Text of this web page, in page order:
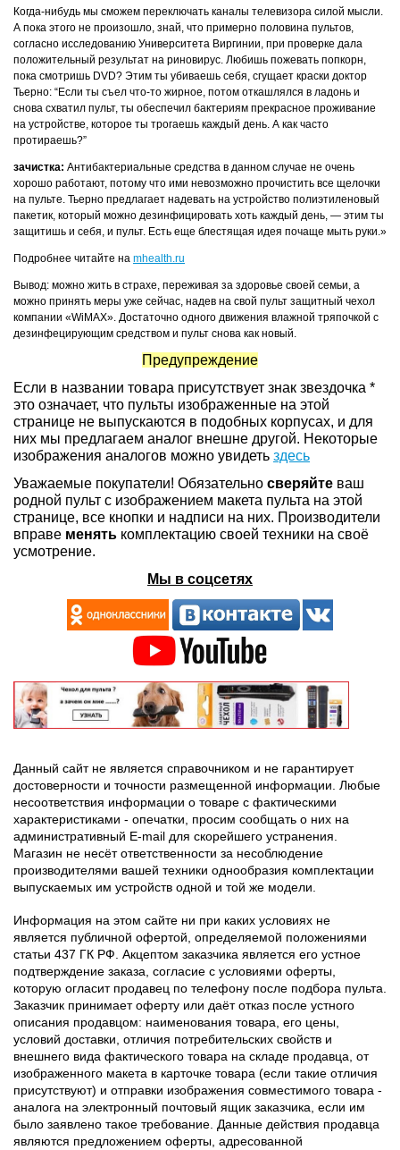
Когда-нибудь мы сможем переключать каналы телевизора силой мысли.
А пока этого не произошло, знай, что примерно половина пультов,
согласно исследованию Университета Виргинии, при проверке дала
положительный результат на риновирус. Любишь пожевать попкорн,
пока смотришь DVD? Этим ты убиваешь себя, сгущает краски доктор
Тьерно: “Если ты съел что-то жирное, потом откашлялся в ладонь и
снова схватил пульт, ты обеспечил бактериям прекрасное проживание
на устройстве, которое ты трогаешь каждый день. А как часто
протираешь?”
зачистка: Антибактериальные средства в данном случае не очень
хорошо работают, потому что ими невозможно прочистить все щелочки
на пульте. Тьерно предлагает надевать на устройство полиэтиленовый
пакетик, который можно дезинфицировать хоть каждый день, — этим ты
защитишь и себя, и пульт. Есть еще блестящая идея почаще мыть руки.»
Подробнее читайте на mhealth.ru
Вывод: можно жить в страхе, переживая за здоровье своей семьи, а
можно принять меры уже сейчас, надев на свой пульт защитный чехол
компании «WiMAX». Достаточно одного движения влажной тряпочкой с
дезинфецирующим средством и пульт снова как новый.
Предупреждение
Если в названии товара присутствует знак звездочка *
это означает, что пульты изображенные на этой
странице не выпускаются в подобных корпусах, и для
них мы предлагаем аналог внешне другой. Некоторые
изображения аналогов можно увидеть здесь
Уважаемые покупатели! Обязательно сверяйте ваш
родной пульт с изображением макета пульта на этой
странице, все кнопки и надписи на них. Производители
вправе менять комплектацию своей техники на своё
усмотрение.
Мы в соцсетях
Данный сайт не является справочником и не гарантирует
достоверности и точности размещенной информации. Любые
несоответствия информации о товаре с фактическими
характеристиками - опечатки, просим сообщать о них на
административный E-mail для скорейшего устранения.
Магазин не несёт ответственности за несоблюдение
производителями вашей техники однообразия комплектации
выпускаемых им устройств одной и той же модели.
Информация на этом сайте ни при каких условиях не
является публичной офертой, определяемой положениями
статьи 437 ГК РФ. Акцептом заказчика является его устное
подтверждение заказа, согласие с условиями оферты,
которую огласит продавец по телефону после подбора пульта.
Заказчик принимает оферту или даёт отказ после устного
описания продавцом: наименования товара, его цены,
условий доставки, отличия потребительских свойств и
внешнего вида фактического товара на складе продавца, от
изображенного макета в карточке товара (если такие отличия
присутствуют) и отправки изображения совместимого товара -
аналога на электронный почтовый ящик заказчика, если им
было заявлено такое требование. Данные действия продавца
являются предложением оферты, адресованной